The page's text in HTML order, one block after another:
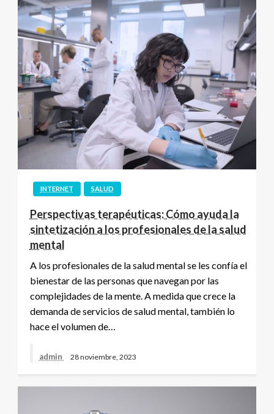
INTERNET SALUD
Perspectivas terapéuticas: Cómo ayuda la
sintetización a los profesionales de la salud
mental
A los profesionales de la salud mental se les confía el
bienestar de las personas que navegan por las
complejidades de la mente. A medida que crece la
demanda de servicios de salud mental, también lo
hace el volumen de…
admin 28 noviembre, 2023